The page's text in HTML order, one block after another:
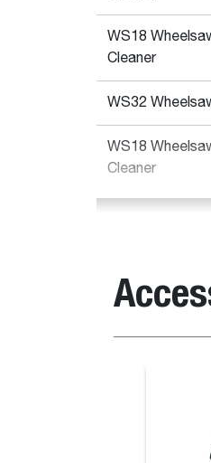
WS18
Cleaner
WS32
WS18
Cleaner
WS24
WS24